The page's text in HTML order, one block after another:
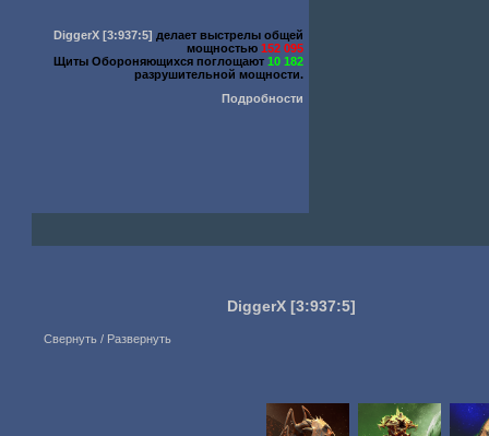
DiggerX [3:937:5] делает выстрелы общей
мощностью152 095
Щиты Обороняющихся поглощают10 182
разрушительной мощности.
Подробности
DiggerX [3:937:5]
Свернуть / Развернуть